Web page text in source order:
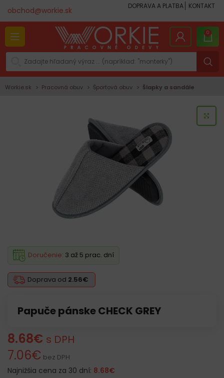
obchod@workie.sk DOPRAVA A PLATBA KONTAKT
0
Workie.sk Pracovná obuv Športová obuv Šlapky a sandále
Papuče pánske CHECK GREY
Doprava od 2.56€
Doručenie: 3 až 5 prac. dní
8.68€ s DPH
7.06€ bez DPH
Najnižšia cena za 30 dní: 8.68€